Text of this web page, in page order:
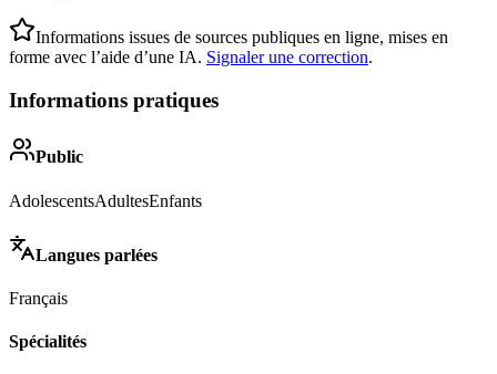
Informations issues de sources publiques en ligne, mises en
forme avec l’aide d’une IA. Signaler une correction.
Informations pratiques
Public
AdolescentsAdultesEnfants
Langues parlées
Français
Spécialités